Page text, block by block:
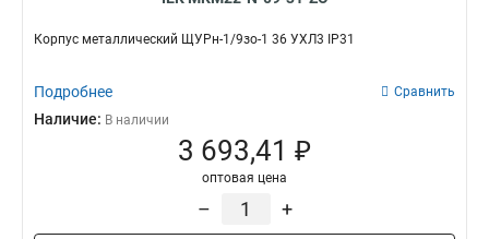
Корпус металлический ЩУРн-1/9зо-1 36 УХЛ3 IP31
Подробнее Сравнить
Наличие: В наличии
3 693,41 ₽
оптовая цена
– +